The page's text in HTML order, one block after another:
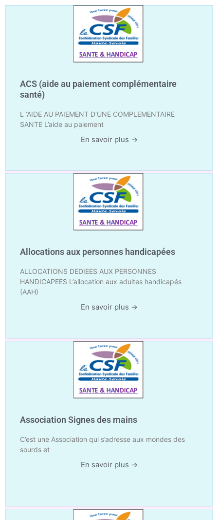
Aller
ACS (aide au paiement complémentaire
santé)
L ‘AIDE AU PAIEMENT D’UNE COMPLEMENTAIRE
SANTE L’aide au paiement
En savoir plus →
Allocations aux personnes handicapées
ALLOCATIONS DEDIEES AUX PERSONNES
HANDICAPEES L’allocation aux adultes handicapés
(AAH)
En savoir plus →
Association Signes des mains
C’est une Association qui s’adresse aux mondes des
sourds et
En savoir plus →